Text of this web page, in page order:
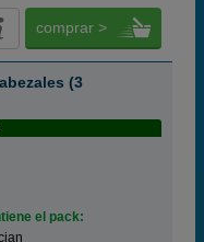
comprar >
(3
el pack: